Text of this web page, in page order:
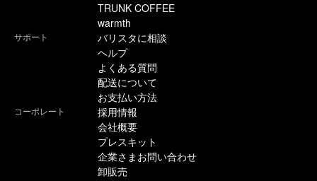
TRUNK COFFEE
warmth
サポート
バリスタに相談
ヘルプ
よくある質問
配送について
お支払い方法
コーポレート
採用情報
会社概要
プレスキット
企業さまお問い合わせ
卸販売